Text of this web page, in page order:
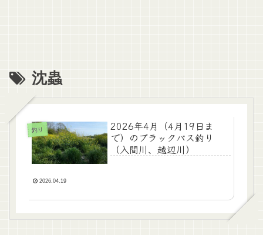
沈蟲
釣り
2026年4月（4月19日ま
で）のブラックバス釣り
（入間川、越辺川）
2026.04.19